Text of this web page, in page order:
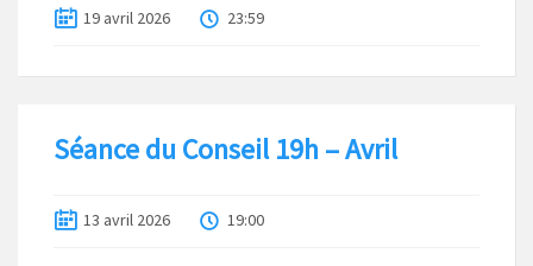
19 avril 2026 23:59
Séance du Conseil 19h – Avril
13 avril 2026 19:00